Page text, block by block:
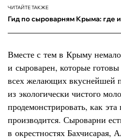
ЧИТАЙТЕ ТАКЖЕ
Гид по сыроварням Крыма: где
Вместе с тем в Крыму
и сыроварен, которые готовы
всех желающих вкуснейшей
из экологически чистого
продемонстрировать, как
производится. Сыроварни
в окрестностях Бахчисарая,